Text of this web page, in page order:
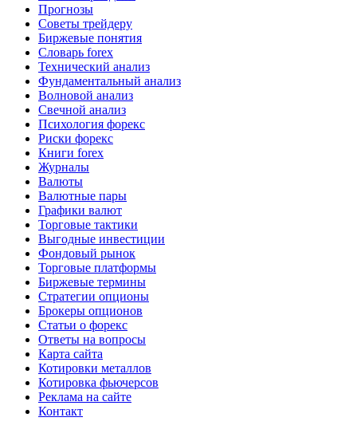
Прогнозы
Советы трейдеру
Биржевые понятия
Словарь forex
Технический анализ
Фундаментальный анализ
Волновой анализ
Свечной анализ
Психология форекс
Риски форекс
Книги forex
Журналы
Валюты
Валютные пары
Графики валют
Торговые тактики
Выгодные инвестиции
Фондовый рынок
Торговые платформы
Биржевые термины
Стратегии опционы
Брокеры опционов
Статьи о форекс
Ответы на вопросы
Карта сайта
Котировки металлов
Котировка фьючерсов
Реклама на сайте
Контакт